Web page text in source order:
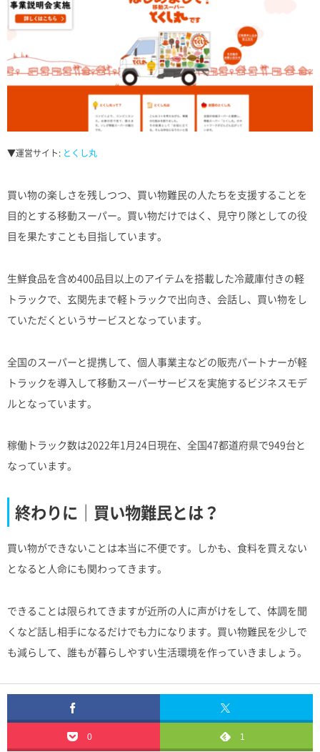
▼運営サイト: とくし丸
買い物の楽しさを残しつつ、買い物難民の人たちを支援することを
目的とする移動スーパー。買い物だけではく、見守り隊としての役
目を果たすことも目指しています。
生鮮食品を含め400品目以上のアイテムを搭載した冷蔵庫付きの軽
トラックで、玄関先まで軽トラックで出向き、会話し、買い物をし
ていただくというサービスとなっています。
全国のスーパーと提携して、個人事業主などの販売パートナーが軽
トラックを導入して移動スーパーサービスを実施するビジネスモデ
ルとなっています。
稼働トラック数は2022年1月24日現在、全国47都道府県で949台と
なっています。
終わりに｜買い物難民とは？
買い物ができないことは本当に不便です。しかも、食料を買えない
となると人命にも関わってきます。
できることは限られてきますが近所の人に声がけをして、体調を聞
くなど話し相手になるだけでも力になります。買い物難民を少しで
も減らして、誰もが暮らしやすい生活環境を作っていきましょう。
0 1